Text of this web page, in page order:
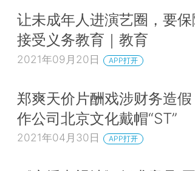
让未成年人进演艺圈，要
接受义务教育｜教育
2021年09月20日 APP打开
郑爽天价片酬戏涉财务造
作公司北京文化戴帽“ST”
2021年04月30日 APP打开